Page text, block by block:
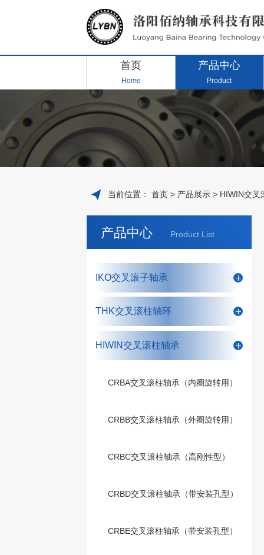
首页
Home
产品中心
Product
当前位置： 首页> 产品展示> HIWIN交叉
产品中心 Product List
IKO交叉滚子轴承
THK交叉滚柱轴环
HIWIN交叉滚柱轴承
CRBA交叉滚柱轴承（内圈旋转用）
CRBB交叉滚柱轴承（外圈旋转用）
CRBC交叉滚柱轴承（高刚性型）
CRBD交叉滚柱轴承（带安装孔型）
CRBE交叉滚柱轴承（带安装孔型）